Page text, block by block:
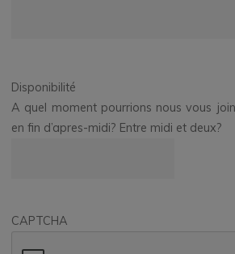
Disponibilité
A quel moment pourrions nous vous
en fin d’apres-midi? Entre midi et deux?
CAPTCHA